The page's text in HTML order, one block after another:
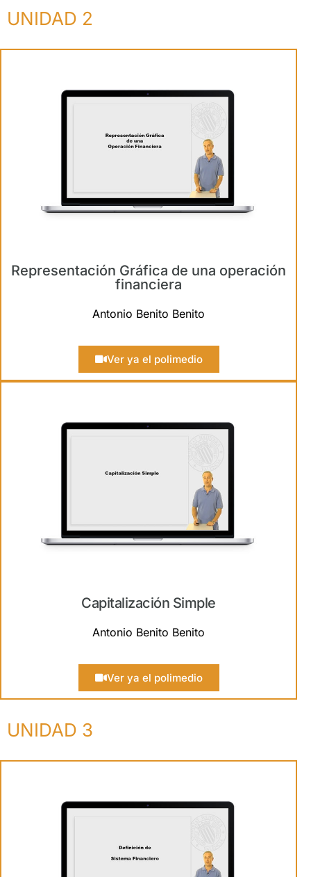
UNIDAD 2
Representación Gráfica de una operación
financiera
Antonio Benito Benito
Ver ya el polimedio
Capitalización Simple
Antonio Benito Benito
Ver ya el polimedio
UNIDAD 3